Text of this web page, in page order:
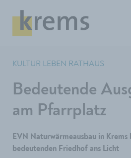
KULTUR LEBEN RATHAUS
Bedeutende
am Pfarrplatz
EVN Naturwärmeausbau in
bedeutenden Friedhof ans Licht